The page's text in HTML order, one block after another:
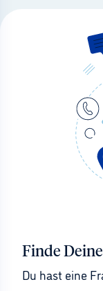
Finde
Du hast eine